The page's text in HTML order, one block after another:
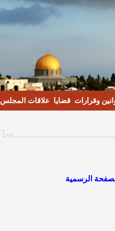
وقرارات قضايا علاقات المجلس
الرسمية